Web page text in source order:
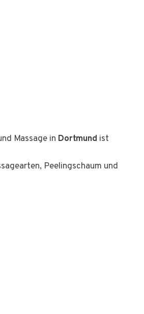
Massage in Dortmund ist
Peelingschaum und